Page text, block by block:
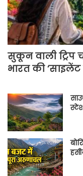
सुकून वाली ट्रिप
भारत की ‘साइलेंट